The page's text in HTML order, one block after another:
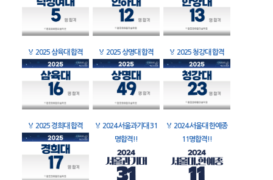
🏅 2025 삼육대 합격 🏅 2025 상명대 합격 🏅 2025 청강대 합격
🏅 2025 경희대 합격 🏅 2024 서울과기대 31
명합격!!
🏅 2024 서울대 한예종
11명합격!!